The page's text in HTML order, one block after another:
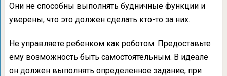
Они не способны выполнять будничные функции и
уверены, что это должен сделать кто-то за них.
Не управляете ребенком как роботом. Предоставьте
ему возможность быть самостоятельным. В идеале
он должен выполнять определенное задание, при